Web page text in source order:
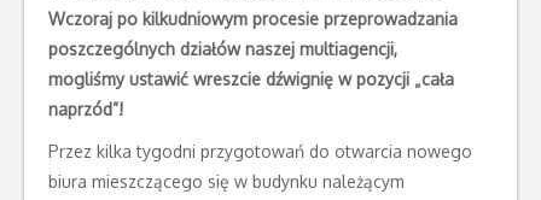
Wczoraj po kilkudniowym procesie przeprowadzania
poszczególnych działów naszej multiagencji,
mogliśmy ustawić wreszcie dźwignię w pozycji „cała
naprzód”!
Przez kilka tygodni przygotowań do otwarcia nowego
biura mieszczącego się w budynku należącym